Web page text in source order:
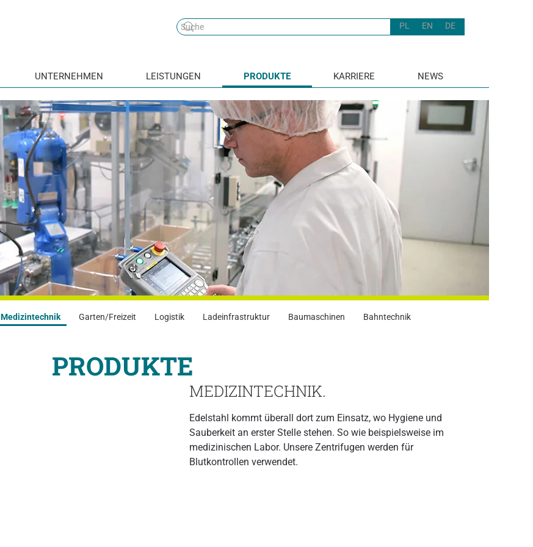
PL EN DE
UNTERNEHMEN LEISTUNGEN PRODUKTE KARRIERE NEWS
Medizintechnik Garten/Freizeit Logistik Ladeinfrastruktur Baumaschinen Bahntechnik
PRODUKTE
MEDIZINTECHNIK.
Edelstahl kommt überall dort zum Einsatz, wo Hygiene und
Sauberkeit an erster Stelle stehen. So wie beispielsweise im
medizinischen Labor. Unsere Zentrifugen werden für
Blutkontrollen verwendet.